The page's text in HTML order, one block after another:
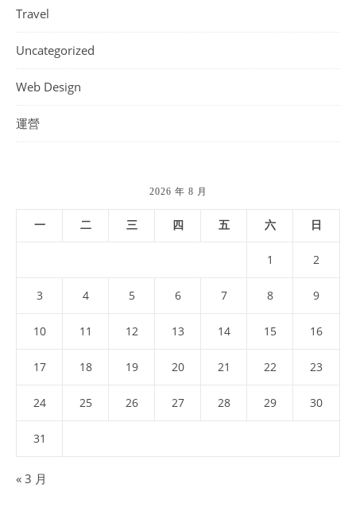
Travel
Uncategorized
Web Design
運營
2026 年 8 月
一 二 三 四 五 六 日
1 2
3 4 5 6 7 8 9
10 11 12 13 14 15 16
17 18 19 20 21 22 23
24 25 26 27 28 29 30
31
« 3 月